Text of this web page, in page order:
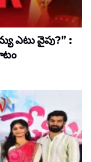
ఎటు వైపు?” :